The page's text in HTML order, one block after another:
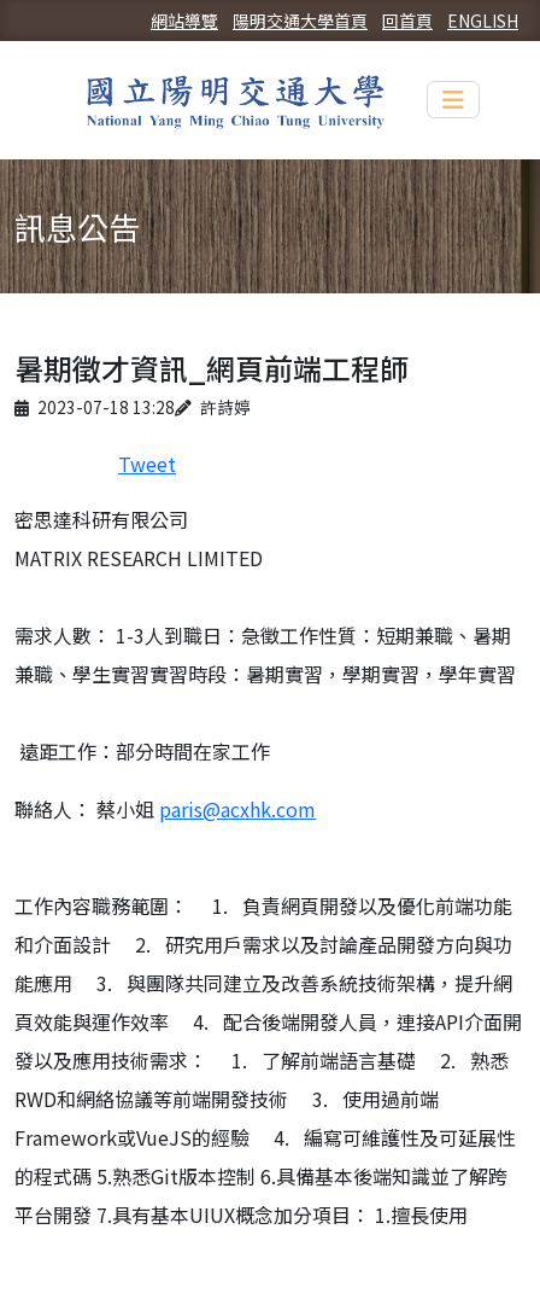
ENGLISH
回首頁
陽明交通大學首頁
網站導覽
Toggle
訊息公告
暑期徵才資訊_網頁前端工程師
Published on
2023-07-18 13:28
Author 許詩婷
Tweet
密思達科研有限公司
MATRIX RESEARCH LIMITED
需求人數： 1-3人到職日：急徵工作性質：短期兼職、暑期
兼職、學生實習實習時段：暑期實習，學期實習，學年實習
遠距工作 ：部分時間在家工作
聯絡人 ： 蔡小姐 paris@acxhk.com
工作內容職務範圍： 1. 負責網頁開發以及優化前端功能
和介面設計 2. 研究用戶需求以及討論產品開發方向與功
能應用 3. 與團隊共同建立及改善系統技術架構，提升網
頁效能與運作效率 4. 配合後端開發人員，連接API介面開
發以及應用技術需求：
1. 了解前端語言基礎 2. 熟悉
RWD和網絡協議等前端開發技術 3. 使用過前端
Framework或VueJS的經驗 4. 編寫可維護性及可延展性
的程式碼 5.熟悉Git版本控制 6.具備基本後端知識並了解跨
平台開發 7.具有基本UIUX概念加分項目： 1.擅長使用